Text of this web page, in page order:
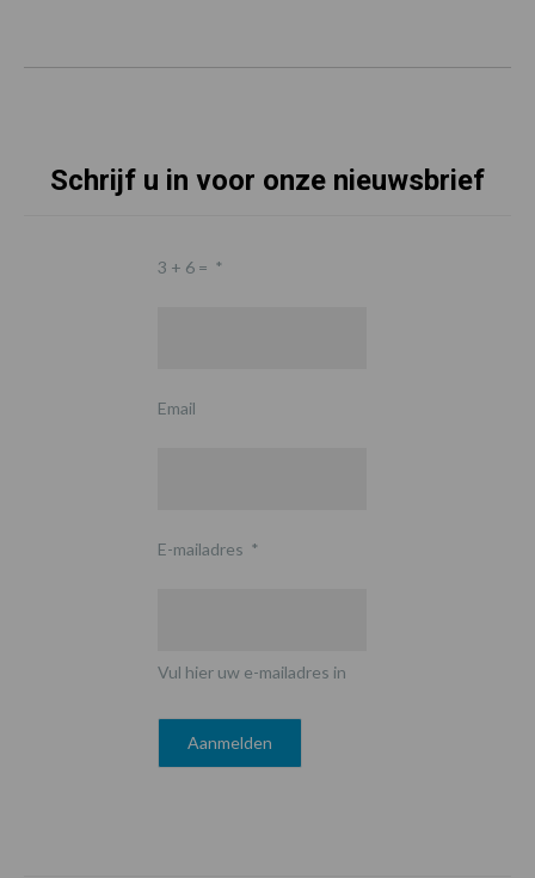
Schrijf u in voor onze nieuwsbrief
3 + 6 = *
Email
E-mailadres *
Vul hier uw e-mailadres in